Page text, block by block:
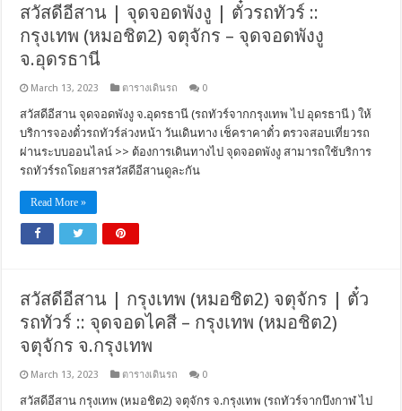
สวัสดีอีสาน | จุดจอดพังงู | ตั๋วรถทัวร์ ::
กรุงเทพ (หมอชิต2) จตุจักร – จุดจอดพังงู
จ.อุดรธานี
March 13, 2023 ตารางเดินรถ 0
สวัสดีอีสาน จุดจอดพังงู จ.อุดรธานี (รถทัวร์จากกรุงเทพ ไป อุดรธานี ) ให้
บริการจองตั๋วรถทัวร์ล่วงหน้า วันเดินทาง เช็คราคาตั๋ว ตรวจสอบเที่ยวรถ
ผ่านระบบออนไลน์ >> ต้องการเดินทางไป จุดจอดพังงู สามารถใช้บริการ
รถทัวร์รถโดยสารสวัสดีอีสานดูละกัน
Read More »
สวัสดีอีสาน | กรุงเทพ (หมอชิต2) จตุจักร | ตั๋ว
รถทัวร์ :: จุดจอดไคสี – กรุงเทพ (หมอชิต2)
จตุจักร จ.กรุงเทพ
March 13, 2023 ตารางเดินรถ 0
สวัสดีอีสาน กรุงเทพ (หมอชิต2) จตุจักร จ.กรุงเทพ (รถทัวร์จากบึงกาฬ ไป